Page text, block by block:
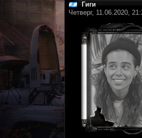
Гиги
Четверг, 11.06.2020,